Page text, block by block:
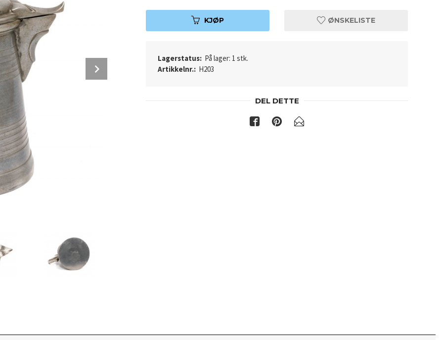
KJØP ØNSKELISTE
Lagerstatus: På lager: 1 stk.
Artikkelnr.: H203
DEL DETTE